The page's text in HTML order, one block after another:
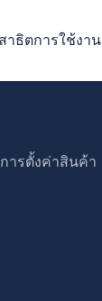
าธิตการใช้งาน
การตั้งค่าสินค้า